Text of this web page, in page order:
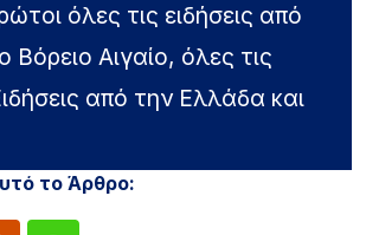
όλες τις ειδήσεις από
Βόρειο Αιγαίο, όλες τις
από την Ελλάδα και
το Άρθρο: